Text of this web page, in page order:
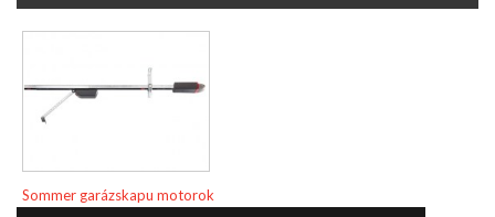
Sommer garázskapu motorok